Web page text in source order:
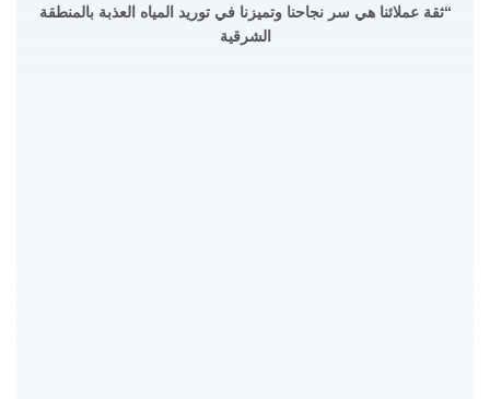
“ثقة عملائنا هي سر نجاحنا وتميزنا في توريد المياه العذبة بالمنطقة
الشرقية